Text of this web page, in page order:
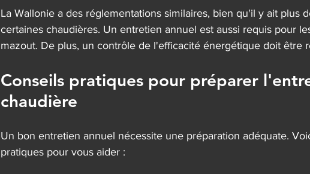
La Wallonie a des réglementations similaires, bien qu'il y ait plus
certaines chaudières. Un entretien annuel est aussi requis pour
mazout. De plus, un contrôle de l'efficacité énergétique doit être
Conseils pratiques pour préparer
chaudière
Un bon entretien annuel nécessite une préparation adéquate.
pratiques pour vous aider :